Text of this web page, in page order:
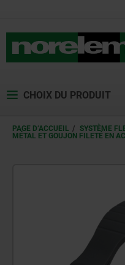
CHOIX DU PRODUIT
PAGE D’ACCUEIL SYSTÈME
MÉTAL ET GOUJON FILETÉ EN